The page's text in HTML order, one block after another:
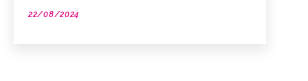
22/08/2024